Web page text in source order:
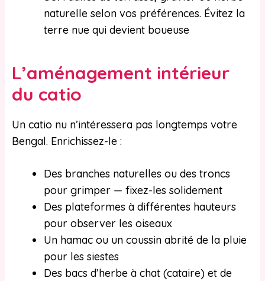
naturelle selon vos préférences. Évitez la
terre nue qui devient boueuse
L’aménagement intérieur
du catio
Un catio nu n’intéressera pas longtemps votre
Bengal. Enrichissez-le :
Des branches naturelles ou des troncs
pour grimper — fixez-les solidement
Des plateformes à différentes hauteurs
pour observer les oiseaux
Un hamac ou un coussin abrité de la pluie
pour les siestes
Des bacs d’herbe à chat (cataire) et de